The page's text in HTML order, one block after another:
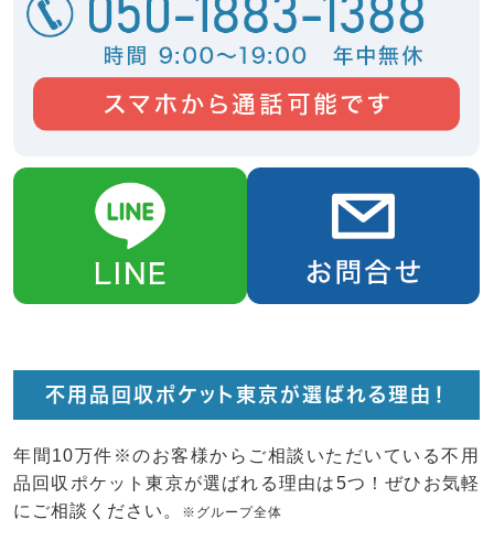
不用品回収ポケット東京が選ばれる理由！
年間10万件※のお客様からご相談いただいている不用
品回収ポケット東京が選ばれる理由は5つ！ぜひお気軽
にご相談ください。
※グループ全体